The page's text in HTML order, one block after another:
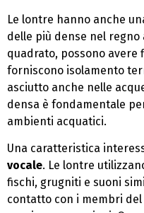
Le lontre hanno anche
delle più dense nel
quadrato, possono avere
forniscono isolamento
asciutto anche nelle
densa è fondamentale
ambienti acquatici.
Una caratteristica
vocale. Le lontre
fischi, grugniti e suoni
contatto con i membri